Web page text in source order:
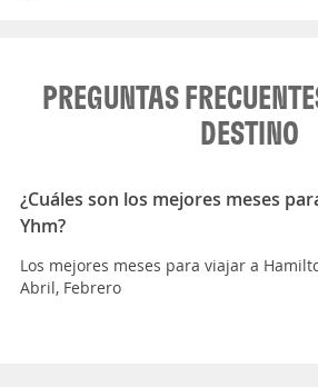
PREGUNTAS
DESTINO
¿Cuáles son los mejores meses
Yhm?
Los mejores meses para viajar a
Abril, Febrero